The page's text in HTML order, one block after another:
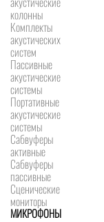
колонны
Комплекты
акустических
систем
Пассивные
акустические
системы
Портативные
акустические
системы
Сабвуферы
активные
Сабвуферы
пассивные
Сценические
мониторы
МИКРОФОНЫ